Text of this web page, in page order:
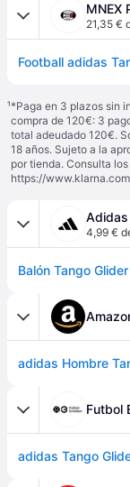
MNEX
21,35 €
¹*Paga en 3 plazos sin
compra de 120€: 3
total adeudado 120€.
18 años. Sujeto a la
por tienda. Consulta
https://
Adidas
4,99 €
Balón Tango Glider
Futbol
adidas Tango